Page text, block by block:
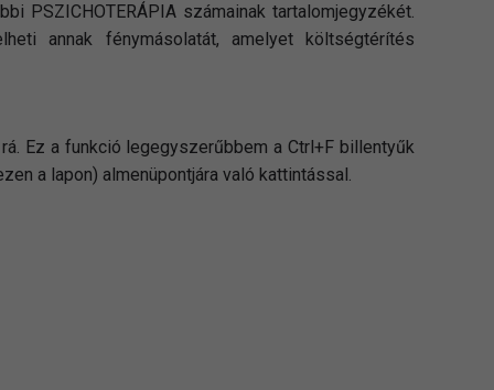
PSZICHOTERÁPIA számainak tartalomjegyzékét.
annak fénymásolatát, amelyet költségtérítés
Ez a funkció legegyszerűbbem a Ctrl+F billentyűk
a lapon) almenüpontjára való kattintással.